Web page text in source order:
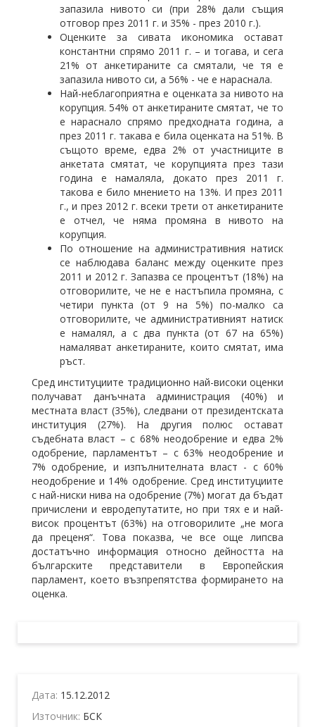
запазила нивото си (при 28% дали същия
отговор през 2011 г. и 35% - през 2010 г.).
Оценките за сивата икономика остават
константни спрямо 2011 г. – и тогава, и сега
21% от анкетираните са смятали, че тя е
запазила нивото си, а 56% - че е нараснала.
Най-неблагоприятна е оценката за нивото на
корупция. 54% от анкетираните смятат, че то
е нараснало спрямо предходната година, а
през 2011 г. такава е била оценката на 51%. В
същото време, едва 2% от участниците в
анкетата смятат, че корупцията през тази
година е намаляла, докато през 2011 г.
такова е било мнението на 13%. И през 2011
г., и през 2012 г. всеки трети от анкетираните
е отчел, че няма промяна в нивото на
корупция.
По отношение на административния натиск
се наблюдава баланс между оценките през
2011 и 2012 г. Запазва се процентът (18%) на
отговорилите, че не е настъпила промяна, с
четири пункта (от 9 на 5%) по-малко са
отговорилите, че административният натиск
е намалял, а с два пункта (от 67 на 65%)
намаляват анкетираните, които смятат, има
ръст.
Сред институциите традиционно най-високи оценки
получават данъчната администрация (40%) и
местната власт (35%), следвани от президентската
институция (27%). На другия полюс остават
съдебната власт – с 68% неодобрение и едва 2%
одобрение, парламентът – с 63% неодобрение и
7% одобрение, и изпълнителната власт - с 60%
неодобрение и 14% одобрение. Сред институциите
с най-ниски нива на одобрение (7%) могат да бъдат
причислени и евродепутатите, но при тях е и най-
висок процентът (63%) на отговорилите „не мога
да преценя“. Това показва, че все още липсва
достатъчно информация относно дейността на
българските представители в Европейския
парламент, което възпрепятства формирането на
оценка.
Дата: 15.12.2012
Източник: БСК